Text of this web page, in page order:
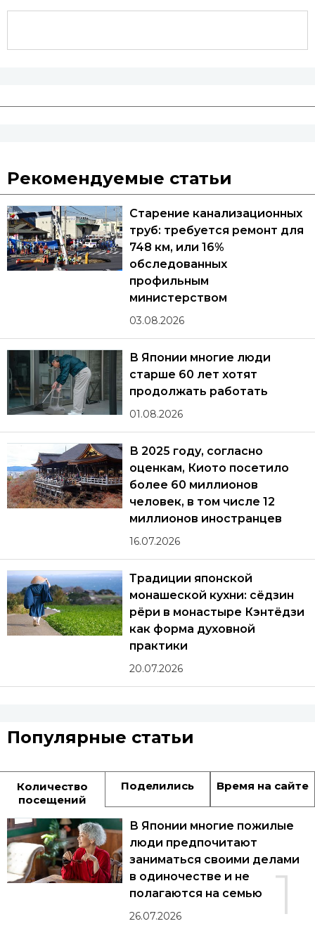
Рекомендуемые статьи
Старение канализационных
труб: требуется ремонт для
748 км, или 16%
обследованных
профильным
министерством
03.08.2026
В Японии многие люди
старше 60 лет хотят
продолжать работать
01.08.2026
В 2025 году, согласно
оценкам, Киото посетило
более 60 миллионов
человек, в том числе 12
миллионов иностранцев
16.07.2026
Традиции японской
монашеской кухни: сёдзин
рёри в монастыре Кэнтёдзи
как форма духовной
практики
20.07.2026
Популярные статьи
Количество
посещений
Поделились Время на сайте
1
В Японии многие пожилые
люди предпочитают
заниматься своими делами
в одиночестве и не
полагаются на семью
26.07.2026